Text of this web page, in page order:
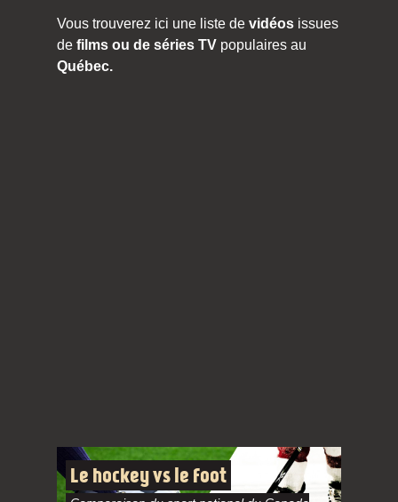
Vous trouverez ici une liste de vidéos issues
de films ou de séries TV populaires au
Québec.
Le hockey vs le foot